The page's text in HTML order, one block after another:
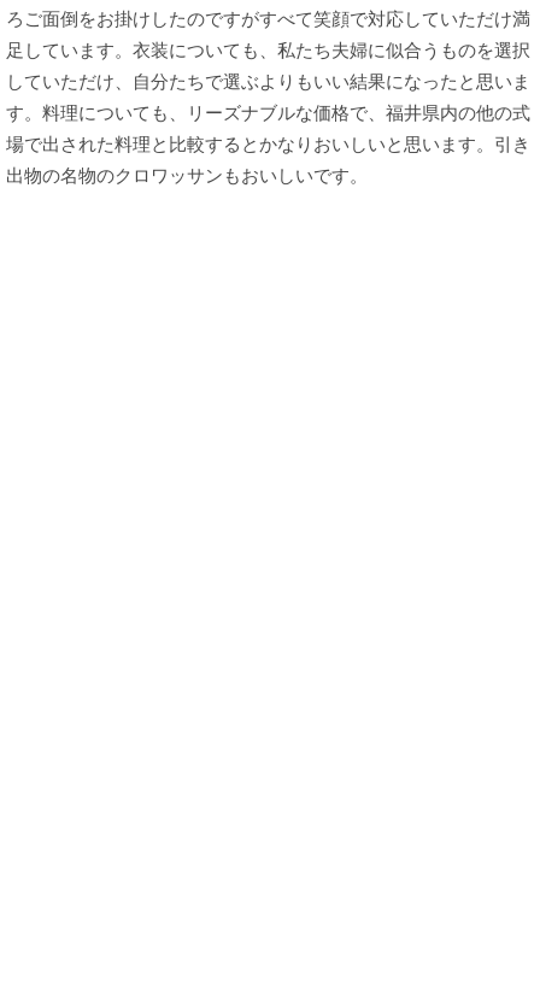
ろご面倒をお掛けしたのですがすべて笑顔で対応していただけ満
足しています。衣装についても、私たち夫婦に似合うものを選択
していただけ、自分たちで選ぶよりもいい結果になったと思いま
す。料理についても、リーズナブルな価格で、福井県内の他の式
場で出された料理と比較するとかなりおいしいと思います。引き
出物の名物のクロワッサンもおいしいです。